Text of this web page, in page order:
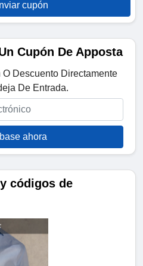
cupón
Cupón De Apposta
Descuento Directamente
De Entrada.
ahora
códigos de